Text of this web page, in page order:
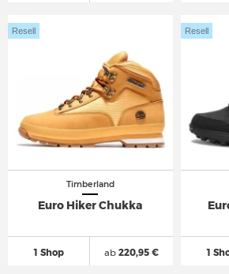
Timberland
Euro Hiker Chukka
1 Shop
Resell
ab220,95 € 1
Resell